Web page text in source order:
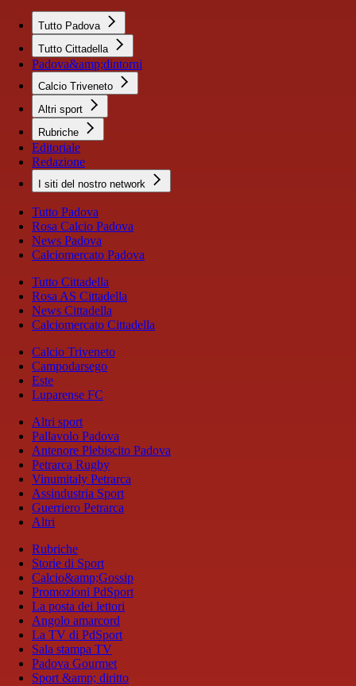
Tutto Padova
Tutto Cittadella
Padova&amp;dintorni
Calcio Triveneto
Altri sport
Rubriche
Editoriale
Redazione
I siti del nostro network
Tutto Padova
Rosa Calcio Padova
News Padova
Calciomercato Padova
Tutto Cittadella
Rosa AS Cittadella
News Cittadella
Calciomercato Cittadella
Calcio Triveneto
Campodarsego
Este
Luparense FC
Altri sport
Pallavolo Padova
Antenore Plebiscito Padova
Petrarca Rugby
Vinumitaly Petrarca
Assindustria Sport
Guerriero Petrarca
Altri
Rubriche
Storie di Sport
Calcio&amp;Gossip
Promozioni PdSport
La posta dei lettori
Angolo amarcord
La TV di PdSport
Sala stampa TV
Padova Gourmet
Sport &amp; diritto